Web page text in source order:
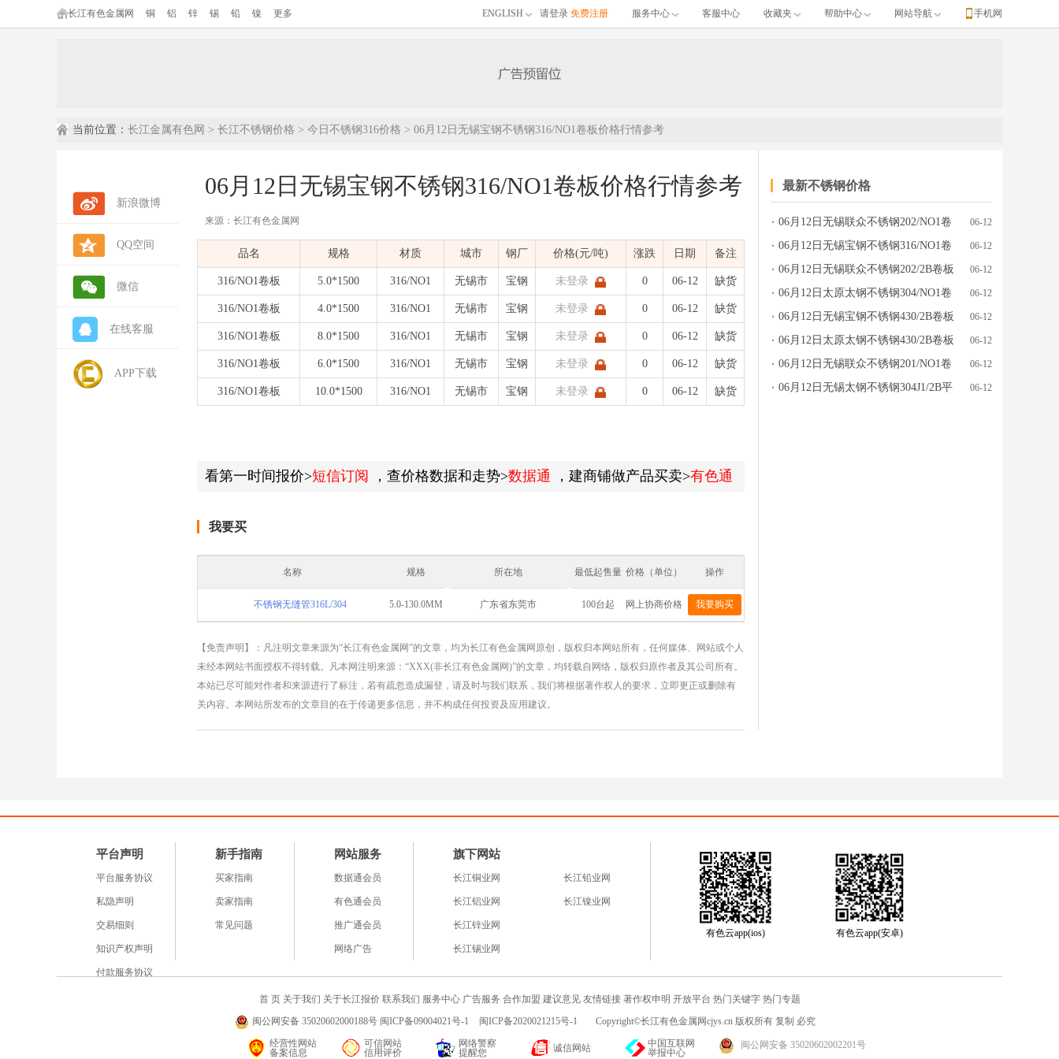
长江有色金属网 铜 铝 锌 锡 铅 镍 更多 ENGLISH 请登录 免费注册 服务中心 客服中心 收藏夹 帮助中心 网站导航 手机网
当前位置： 长江金属有色网 > 长江不锈钢价格 > 今日不锈钢316价格 > 06月12日无锡宝钢不锈钢316/NO1卷板价格行情参考
新浪微博
QQ空间
微信
在线客服
APP下载
06月12日无锡宝钢不锈钢316/NO1卷板价格行情参考
来源：长江有色金属网
本文为长江有色金属网发布的06月12日无锡宝钢不锈钢316/NO1卷板价格行情参考，包含品名、材质、价格区间、单位、涨跌、产地牌号、发布日期等完整行情数据。
数据类型：现货市场报价 | 行情参考 | 不锈钢价格
品名 规格 材质 城市 钢厂 价格(元/吨) 涨跌 日期 备注
316/NO1卷板 5.0*1500 316/NO1 无锡市 宝钢 未登录 0 06-12 缺货
316/NO1卷板 4.0*1500 316/NO1 无锡市 宝钢 未登录 0 06-12 缺货
316/NO1卷板 8.0*1500 316/NO1 无锡市 宝钢 未登录 0 06-12 缺货
316/NO1卷板 6.0*1500 316/NO1 无锡市 宝钢 未登录 0 06-12 缺货
316/NO1卷板 10.0*1500 316/NO1 无锡市 宝钢 未登录 0 06-12 缺货
看第一时间报价>短信订阅 ，查价格数据和走势>数据通 ，建商铺做产品买卖>有色通
我要买
名称 规格 所在地 最低起售量 价格（单位） 操作
不锈钢无缝管316L/304 5.0-130.0MM 广东省东莞市 100台起 网上协商价格 我要购买
【免责声明】：凡注明文章来源为“长江有色金属网”的文章，均为长江有色金属网原创，版权归本网站所有，任何媒体、网站或个人
未经本网站书面授权不得转载。凡本网注明来源：“XXX(非长江有色金属网)”的文章，均转载自网络，版权归原作者及其公司所有。
本站已尽可能对作者和来源进行了标注，若有疏忽造成漏登，请及时与我们联系，我们将根据著作权人的要求，立即更正或删除有
关内容。本网站所发布的文章目的在于传递更多信息，并不构成任何投资及应用建议。
最新不锈钢价格
06月12日无锡联众不锈钢202/NO1卷
板价格行情参考
06-12
06月12日无锡宝钢不锈钢316/NO1卷
板价格行情参考
06-12
06月12日无锡联众不锈钢202/2B卷板
价格行情参考
06-12
06月12日太原太钢不锈钢304/NO1卷
板价格行情参考
06-12
06月12日无锡宝钢不锈钢430/2B卷板
价格行情参考
06-12
06月12日太原太钢不锈钢430/2B卷板
价格行情参考
06-12
06月12日无锡联众不锈钢201/NO1卷
板价格行情参考
06-12
06月12日无锡太钢不锈钢304J1/2B平
06-12
平台声明
平台服务协议
私隐声明
交易细则
知识产权声明
付款服务协议
新手指南
买家指南
卖家指南
常见问题
网站服务
数据通会员
有色通会员
推广通会员
网络广告
旗下网站
长江铜业网
长江铝业网
长江锌业网
长江锡业网
长江铅业网
长江镍业网
有色云app(ios) 有色云app(安卓)
首 页 关于我们 关于长江报价 联系我们 服务中心 广告服务 合作加盟 建议意见 友情链接 著作权申明 开放平台 热门关键字 热门专题
闽公网安备 35020602000188号 闽ICP备09004021号-1
闽ICP备2020021215号-1 Copyright©长江有色金属网cjys.cn 版权所有 复制 必究
经营性网站
备案信息
可信网站
信用评价
网络警察
提醒您
诚信网站
中国互联网
举报中心
闽公网安备 35020602002201号